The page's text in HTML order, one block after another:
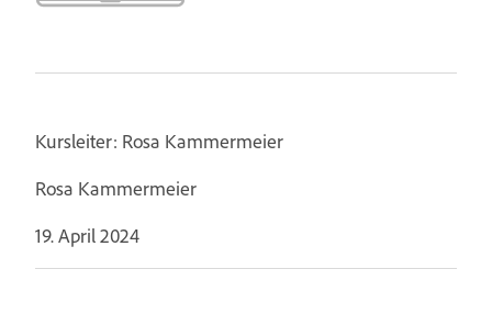
Kursleiter: Rosa Kammermeier
Rosa Kammermeier
19. April 2024